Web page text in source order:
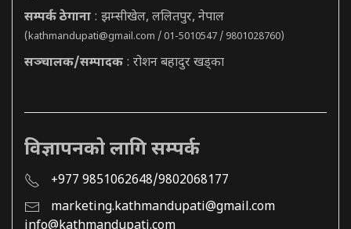
सम्पर्क ठेगाना : झम्सीखेल, ललितपुर, नेपाल
(kathmandupati@gmail.com / 01-5010547 / 9801028760)
सञ्चालक/सम्पादक : रोशन बहादुर खड्का
विज्ञापनको लागि सम्पर्क
+977 9851062648/9802068177
marketing.kathmandupati@gmail.com